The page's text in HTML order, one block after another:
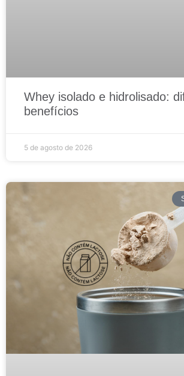
Whey isolado e hidrolisado:
benefícios
5 de agosto de 2026